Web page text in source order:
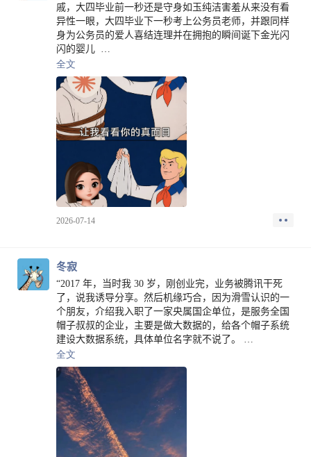
戚，大四毕业前一秒还是守身如玉纯洁害羞从来没有看
异性一眼，大四毕业下一秒考上公务员老师，并跟同样
身为公务员的爱人喜结连理并在拥抱的瞬间诞下金光闪
闪的婴儿 ​​​
成年人拥有美好的一天，实际上就是：
・已收到报酬
・吃了些好吃的
・没有人惹我生气。
全文
2026-07-14
冬寂
“2017 年，当时我 30 岁，刚创业完，业务被腾讯干死
了，说我诱导分享。然后机缘巧合，因为滑雪认识的一
个朋友，介绍我入职了一家央属国企单位，是服务全国
帽子叔叔的企业，主要是做大数据的，给各个帽子系统
建设大数据系统，具体单位名字就不说了。
第一个无法想象的事情，2017 年入职，到 2020 年，三
年过去了，我连我们单位是做什么业务的都不知道。招
我进来的领导，领导了我三个月就换部门，然后来了一
个新领导，也不管我。先问我们各自擅长啥，然后硬着
头皮给我们安排工作，真的，我觉得这些工作都是可有
可无的。
然后我每天就帮领导写写 PPT 什么的，比如领导要汇报
个工作，我帮领导写。然后每周的工作，就是整理我们
全文